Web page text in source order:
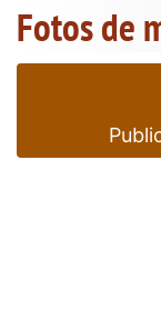
Fotos de